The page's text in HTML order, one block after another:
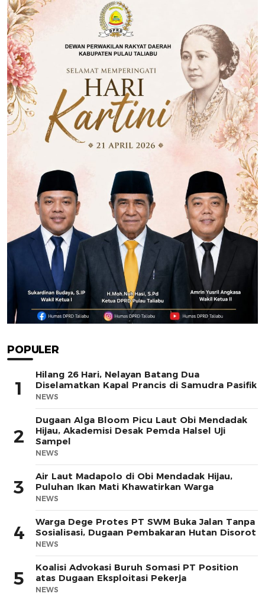
POPULER
1
Hilang 26 Hari, Nelayan Batang Dua
Diselamatkan Kapal Prancis di Samudra Pasifik
NEWS
2
Dugaan Alga Bloom Picu Laut Obi Mendadak
Hijau, Akademisi Desak Pemda Halsel Uji
Sampel
NEWS
3
Air Laut Madapolo di Obi Mendadak Hijau,
Puluhan Ikan Mati Khawatirkan Warga
NEWS
4
Warga Dege Protes PT SWM Buka Jalan Tanpa
Sosialisasi, Dugaan Pembakaran Hutan Disorot
NEWS
5
Koalisi Advokasi Buruh Somasi PT Position
atas Dugaan Eksploitasi Pekerja
NEWS